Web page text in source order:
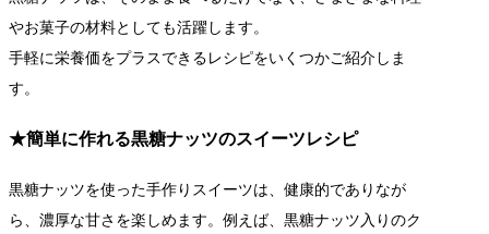
やお菓子の材料としても活躍します。
手軽に栄養価をプラスできるレシピをいくつかご紹介しま
す。
★簡単に作れる黒糖ナッツのスイーツレシピ
黒糖ナッツを使った手作りスイーツは、健康的でありなが
ら、濃厚な甘さを楽しめます。例えば、黒糖ナッツ入りのク